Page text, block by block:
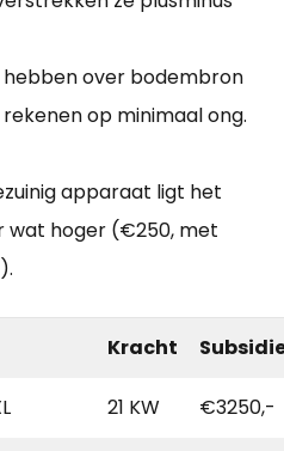
over bodembron
op minimaal ong.
apparaat ligt het
wat hoger (€250, met
Kracht
21 KW €3250,-